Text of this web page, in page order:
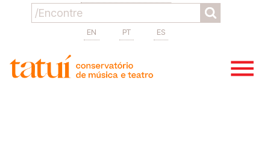
EN PT ES